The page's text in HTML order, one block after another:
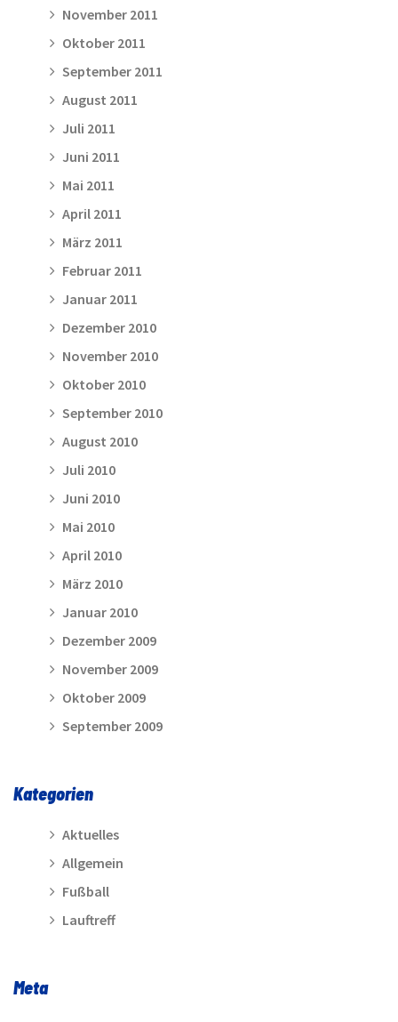
November 2011
Oktober 2011
September 2011
August 2011
Juli 2011
Juni 2011
Mai 2011
April 2011
März 2011
Februar 2011
Januar 2011
Dezember 2010
November 2010
Oktober 2010
September 2010
August 2010
Juli 2010
Juni 2010
Mai 2010
April 2010
März 2010
Januar 2010
Dezember 2009
November 2009
Oktober 2009
September 2009
Kategorien
Aktuelles
Allgemein
Fußball
Lauftreff
Meta